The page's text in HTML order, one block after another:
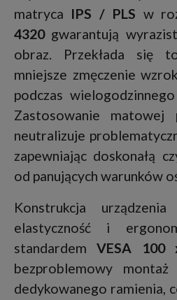
matryca IPS / PLS w
4320gwarantują
obraz. Przekłada się
mniejsze zmęczenie
podczas
Zastosowanie matowej
neutralizuje
zapewniając doskonałą
od panujących warunków
Konstrukcja
elastyczność i
standardemVESA 100
bezproblemowy
dedykowanego ramienia,